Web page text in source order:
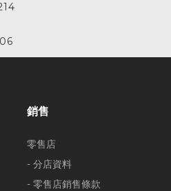
銷售
零售店
- 分店資料
- 零售店銷售條款